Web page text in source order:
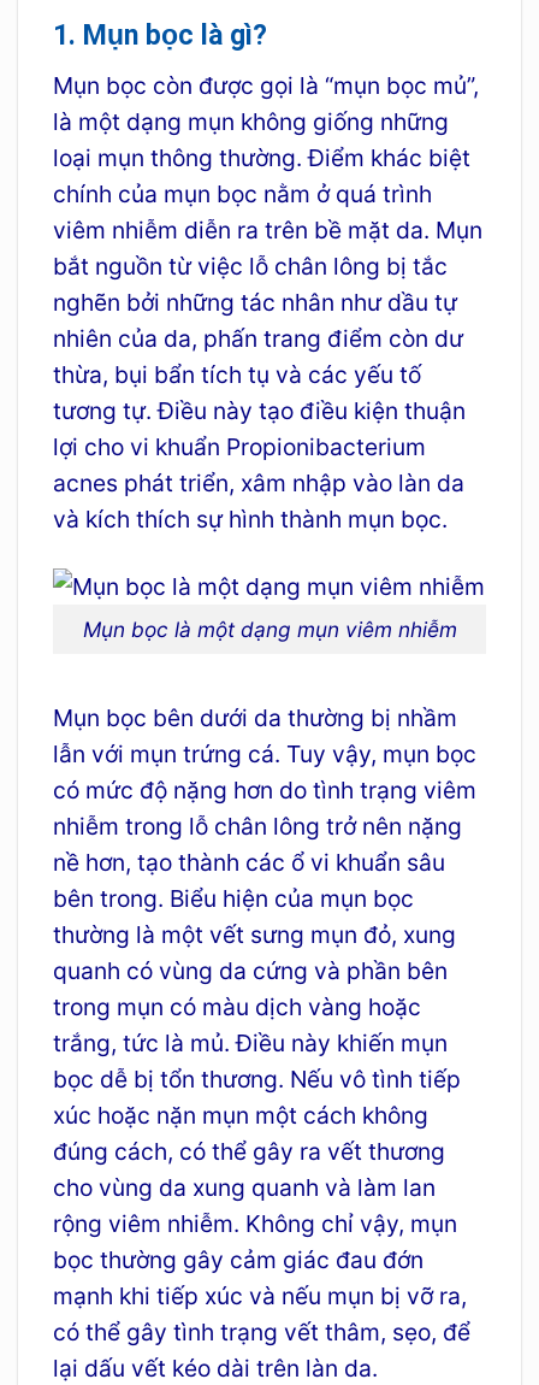
1. Mụn bọc là gì?
Mụn bọc còn được gọi là “mụn bọc mủ”,
là một dạng mụn không giống những
loại mụn thông thường. Điểm khác biệt
chính của mụn bọc nằm ở quá trình
viêm nhiễm diễn ra trên bề mặt da. Mụn
bắt nguồn từ việc lỗ chân lông bị tắc
nghẽn bởi những tác nhân như dầu tự
nhiên của da, phấn trang điểm còn dư
thừa, bụi bẩn tích tụ và các yếu tố
tương tự. Điều này tạo điều kiện thuận
lợi cho vi khuẩn Propionibacterium
acnes phát triển, xâm nhập vào làn da
và kích thích sự hình thành mụn bọc.
Mụn bọc là một dạng mụn viêm nhiễm
Mụn bọc bên dưới da thường bị nhầm
lẫn với mụn trứng cá. Tuy vậy, mụn bọc
có mức độ nặng hơn do tình trạng viêm
nhiễm trong lỗ chân lông trở nên nặng
nề hơn, tạo thành các ổ vi khuẩn sâu
bên trong. Biểu hiện của mụn bọc
thường là một vết sưng mụn đỏ, xung
quanh có vùng da cứng và phần bên
trong mụn có màu dịch vàng hoặc
trắng, tức là mủ. Điều này khiến mụn
bọc dễ bị tổn thương. Nếu vô tình tiếp
xúc hoặc nặn mụn một cách không
đúng cách, có thể gây ra vết thương
cho vùng da xung quanh và làm lan
rộng viêm nhiễm. Không chỉ vậy, mụn
bọc thường gây cảm giác đau đớn
mạnh khi tiếp xúc và nếu mụn bị vỡ ra,
có thể gây tình trạng vết thâm, sẹo, để
lại dấu vết kéo dài trên làn da.